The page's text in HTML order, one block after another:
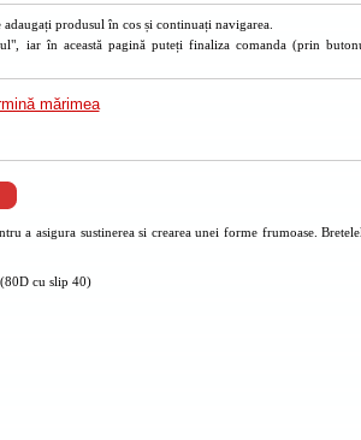
produsul în cos și continuați navigarea.
iar în această pagină puteți finaliza comanda (prin
mărimea
a asigura sustinerea si crearea unei forme frumoase.
cu slip 40)